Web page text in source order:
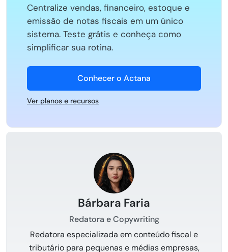
Centralize vendas, financeiro, estoque e
emissão de notas fiscais em um único
sistema. Teste grátis e conheça como
simplificar sua rotina.
Conhecer o Actana
Ver planos e recursos
Bárbara Faria
Redatora e Copywriting
Redatora especializada em conteúdo fiscal e
tributário para pequenas e médias empresas,